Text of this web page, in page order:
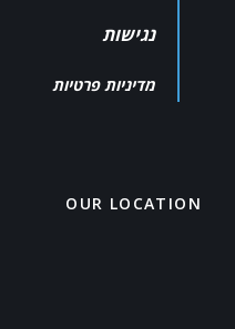
נגישות
מדיניות פרטיות
OUR LOCATION